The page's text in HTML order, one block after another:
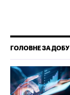
ГОЛОВНЕ ЗА ДОБУ